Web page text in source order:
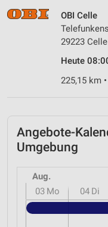
OBI Celle
29223 Celle
Heute
225,15 km
Angebote-
Umgebung
Aug.
03 Mo 04 Di